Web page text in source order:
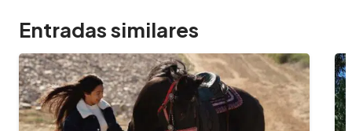
Entradas similares